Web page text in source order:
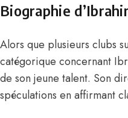
Biographie
Alors que plusieurs clubs
catégorique concernant
de son jeune talent. Son
spéculations en affirmant